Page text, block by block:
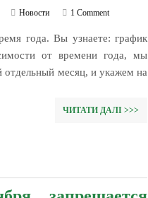
Новости 1 Comment
года. Вы узнаете: график
от времени года, мы
месяц, и укажем на
ЧИТАТИ ДАЛІ >>>